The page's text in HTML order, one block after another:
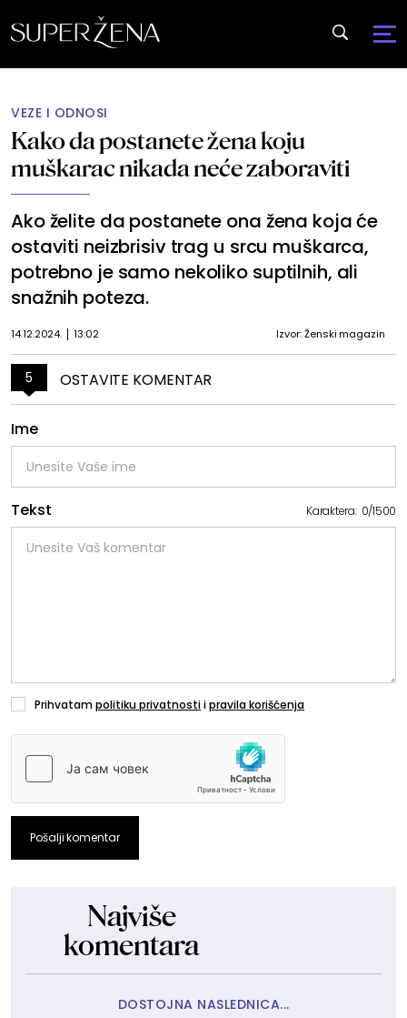
VEZE I ODNOSI
Kako da postanete žena koju
muškarac nikada neće zaboraviti
Ako želite da postanete ona žena koja će
ostaviti neizbrisiv trag u srcu muškarca,
potrebno je samo nekoliko suptilnih, ali
snažnih poteza.
14.12.2024. 13:02 Izvor: Ženski magazin
5 OSTAVITE KOMENTAR
Ime
Tekst Karaktera: 0/1500
Prihvatampolitiku privatnostiipravila korišćenja
Pošalji komentar
Najviše
komentara
DOSTOJNA NASLEDNICA...